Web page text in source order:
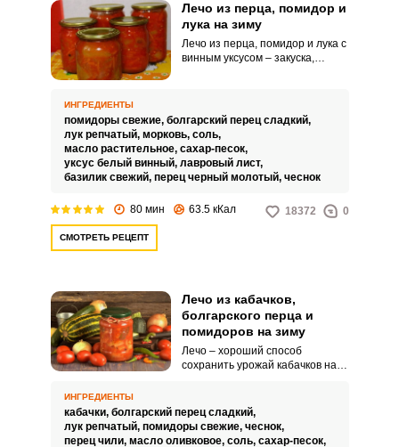
Лечо из перца, помидор и
лука на зиму
Лечо из перца, помидор и лука с
винным уксусом – закуска,
отметить, что, несмотря на
бюджетность салата, он
отличается необычным вкусом,
в котором присутствуют
средиземноморские нотки.
ИНГРЕДИЕНТЫ
помидоры свежие, болгарский перец сладкий,
лук репчатый, морковь, соль,
масло растительное, сахар-песок,
уксус белый винный, лавровый лист,
базилик свежий, перец черный молотый, чеснок
80 мин 63.5 кКал 18372 0
СМОТРЕТЬ РЕЦЕПТ
Лечо из кабачков,
болгарского перца и
помидоров на зиму
Лечо – хороший способ
сохранить урожай кабачков на
кабачки, а сам перец
добавляется в соус.
ИНГРЕДИЕНТЫ
кабачки, болгарский перец сладкий,
лук репчатый, помидоры свежие, чеснок,
перец чили, масло оливковое, соль, сахар-песок,